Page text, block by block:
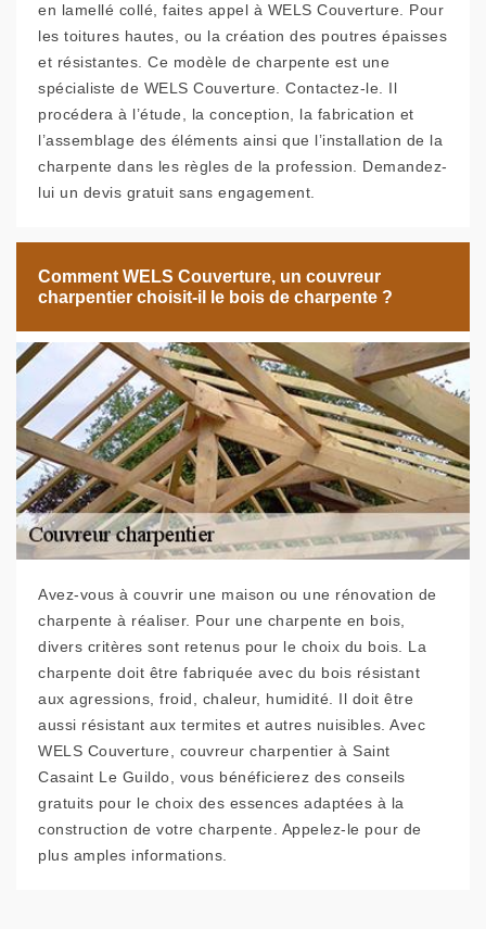
en lamellé collé, faites appel à WELS Couverture. Pour
les toitures hautes, ou la création des poutres épaisses
et résistantes. Ce modèle de charpente est une
spécialiste de WELS Couverture. Contactez-le. Il
procédera à l’étude, la conception, la fabrication et
l’assemblage des éléments ainsi que l’installation de la
charpente dans les règles de la profession. Demandez-
lui un devis gratuit sans engagement.
Comment WELS Couverture, un couvreur
charpentier choisit-il le bois de charpente ?
Avez-vous à couvrir une maison ou une rénovation de
charpente à réaliser. Pour une charpente en bois,
divers critères sont retenus pour le choix du bois. La
charpente doit être fabriquée avec du bois résistant
aux agressions, froid, chaleur, humidité. Il doit être
aussi résistant aux termites et autres nuisibles. Avec
WELS Couverture, couvreur charpentier à Saint
Casaint Le Guildo, vous bénéficierez des conseils
gratuits pour le choix des essences adaptées à la
construction de votre charpente. Appelez-le pour de
plus amples informations.